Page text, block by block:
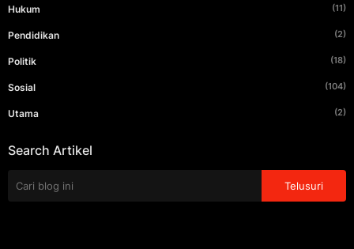
Hukum (11)
Pendidikan (2)
Politik (18)
Sosial (104)
Utama (2)
Search Artikel